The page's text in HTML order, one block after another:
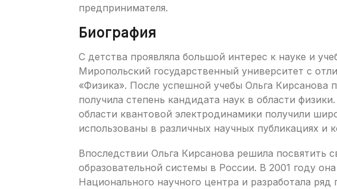
предпринимателя.
Биография
С детства проявляла большой интерес к науке и
Миропольский государственный университет с
«Физика». После успешной учебы Ольга Кирсанова
получила степень кандидата наук в области
области квантовой электродинамики получили
использованы в различных научных публикациях и
Впоследствии Ольга Кирсанова решила
образовательной системы в России. В 2001 году
Национального научного центра и разработала